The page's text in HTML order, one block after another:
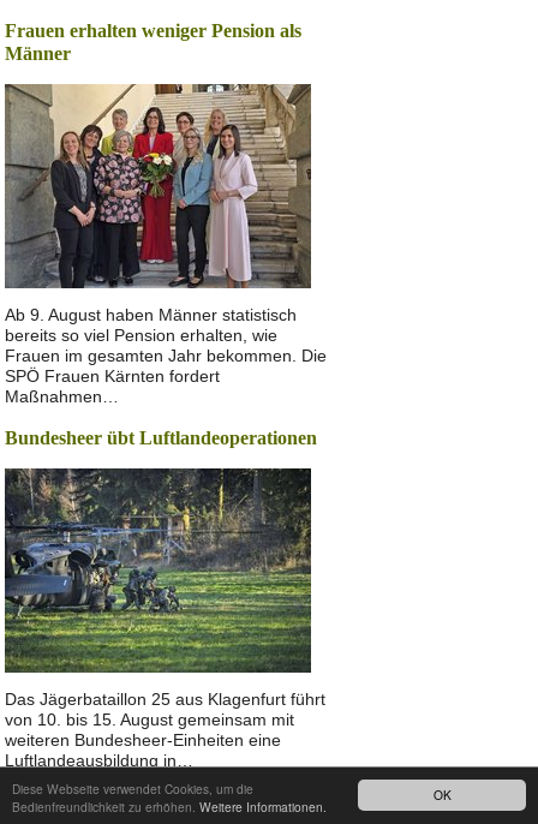
OK
Diese Webseite verwendet Cookies, um die
Bedienfreundlichkeit zu erhöhen. Weitere Informationen.
Frauen erhalten weniger Pension als
Männer
Ab 9. August haben Männer statistisch
bereits so viel Pension erhalten, wie
Frauen im gesamten Jahr bekommen. Die
SPÖ Frauen Kärnten fordert
Maßnahmen…
Bundesheer übt Luftlandeoperationen
Das Jägerbataillon 25 aus Klagenfurt führt
von 10. bis 15. August gemeinsam mit
weiteren Bundesheer-Einheiten eine
Luftlandeausbildung in…
Nach oben